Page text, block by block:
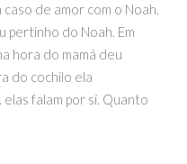
de amor com o Noah.
pertinho do Noah. Em
hora do mamá deu
do cochilo ela
elas falam por sí. Quanto